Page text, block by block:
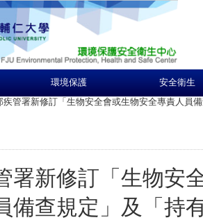
環境保護 安全衛生
疾管署新修訂「生物安全會或生物安全專責人員
署新修訂「生物安
備查規定」及「持